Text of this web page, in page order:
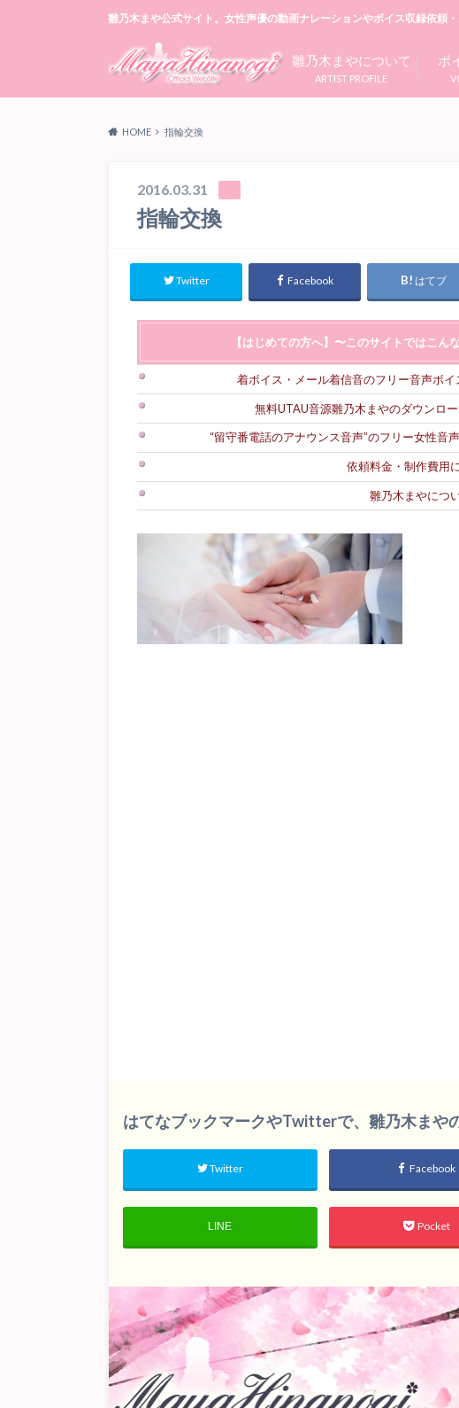
雛乃木まや公式サイト。女性声優の動画ナレーションやボイス収録依頼
ARTIST PROFILE
雛乃木まやについて ボ
HOME 指輪交換
2016.03.31
指輪交換
Twitter Facebook はてブ
【はじめての方へ】〜このサイトではこん
着ボイス・メール着信音のフリー音声ボイ
無料UTAU音源雛乃木まやのダウンロ
“留守番電話のアナウンス音声”のフリー女性音
依頼料金・制作費用
雛乃木まやにつ
はてなブックマークやTwitterで、雛乃木まや
Twitter Facebook
LINE Pocket